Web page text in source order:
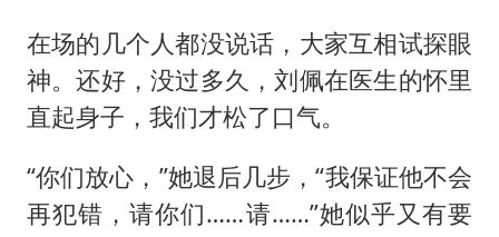
在场的几个人都没说话，大家互相试探眼
神。还好，没过多久，刘佩在医生的怀里
直起身子，我们才松了口气。
“你们放心，”她退后几步，“我保证他不会
再犯错，请你们……请……”她似乎又有要